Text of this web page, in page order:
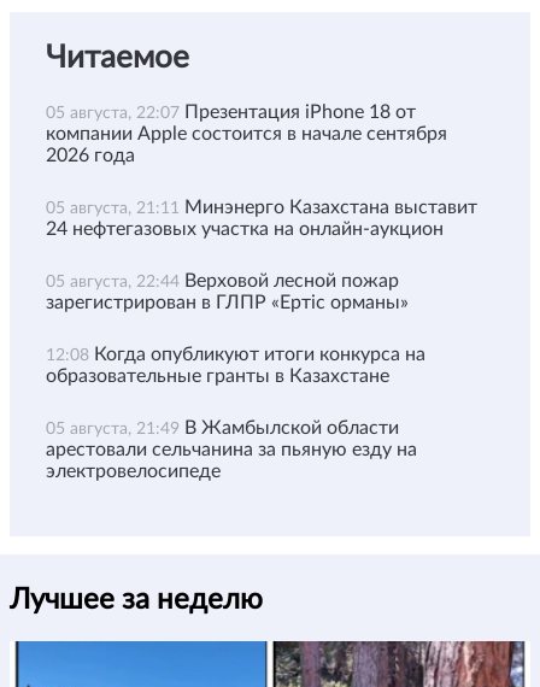
Читаемое
05 августа, 22:07 Презентация iPhone 18 от
компании Apple состоится в начале сентября
2026 года
05 августа, 21:11
Минэнерго Казахстана выставит
24 нефтегазовых участка на онлайн-аукцион
05 августа, 22:44 Верховой лесной пожар
зарегистрирован в ГЛПР «Ертіс орманы»
12:08 Когда опубликуют итоги конкурса на
образовательные гранты в Казахстане
05 августа, 21:49 В Жамбылской области
арестовали сельчанина за пьяную езду на
электровелосипеде
Лучшее за неделю